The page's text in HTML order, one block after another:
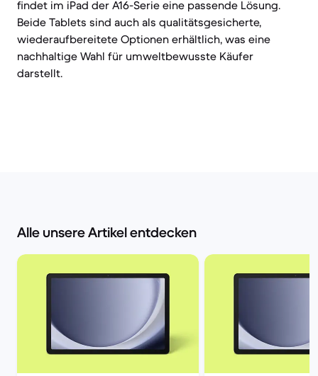
findet im iPad der A16-Serie eine passende Lösung.
Beide Tablets sind auch als qualitätsgesicherte,
wiederaufbereitete Optionen erhältlich, was eine
nachhaltige Wahl für umweltbewusste Käufer
darstellt.
Alle unsere Artikel entdecken